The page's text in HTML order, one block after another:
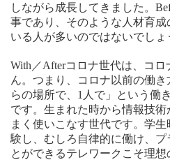
しながら成長してきました。
事であり、そのような人材育
いる人が多いのではないでしょ
With／Afterコロナ世代は、コ
ん。つまり、コロナ以前の働
らの場所で、1人で」という働
です。生まれた時から情報技
まく使いこなす世代です。学
験し、むしろ自律的に働け、プ
とができるテレワークこそ理